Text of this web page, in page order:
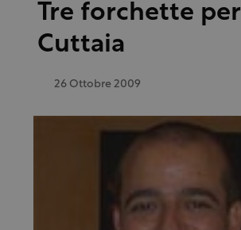
Tre forchette per
Cuttaia
26 Ottobre 2009